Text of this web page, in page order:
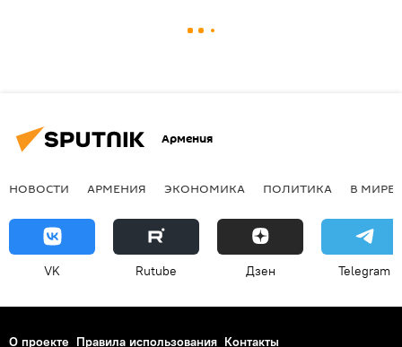
Армения
НОВОСТИ АРМЕНИЯ ЭКОНОМИКА ПОЛИТИКА В МИРЕ
VK Rutube Дзен Telegram
О проекте Правила использования Контакты